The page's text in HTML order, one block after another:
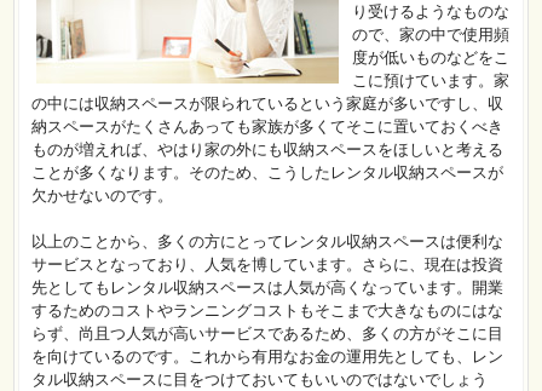
り受けるようなものな
ので、家の中で使用頻
度が低いものなどをこ
こに預けています。家
の中には収納スペースが限られているという家庭が多いですし、収
納スペースがたくさんあっても家族が多くてそこに置いておくべき
ものが増えれば、やはり家の外にも収納スペースをほしいと考える
ことが多くなります。そのため、こうしたレンタル収納スペースが
欠かせないのです。
以上のことから、多くの方にとってレンタル収納スペースは便利な
サービスとなっており、人気を博しています。さらに、現在は投資
先としてもレンタル収納スペースは人気が高くなっています。開業
するためのコストやランニングコストもそこまで大きなものにはな
らず、尚且つ人気が高いサービスであるため、多くの方がそこに目
を向けているのです。これから有用なお金の運用先としても、レン
タル収納スペースに目をつけておいてもいいのではないでしょう